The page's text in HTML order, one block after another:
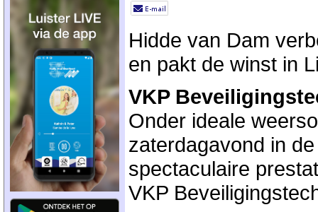
Hidde van Dam
en pakt de winst in
VKP
Onder ideale
zaterdagavond in
spectaculaire
VKP